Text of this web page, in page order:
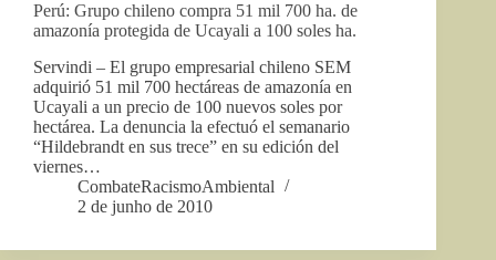
Perú: Grupo chileno compra 51 mil 700 ha. de
amazonía protegida de Ucayali a 100 soles ha.
Servindi – El grupo empresarial chileno SEM
adquirió 51 mil 700 hectáreas de amazonía en
Ucayali a un precio de 100 nuevos soles por
hectárea. La denuncia la efectuó el semanario
“Hildebrandt en sus trece” en su edición del
viernes…
CombateRacismoAmbiental
2 de junho de 2010